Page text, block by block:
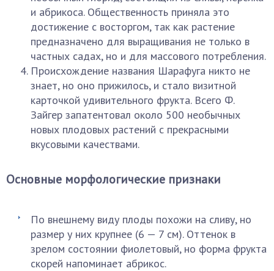
и абрикоса. Общественность приняла это
достижение с восторгом, так как растение
предназначено для выращивания не только в
частных садах, но и для массового потребления.
Происхождение названия Шарафуга никто не
знает, но оно прижилось, и стало визитной
карточкой удивительного фрукта. Всего Ф.
Зайгер запатентовал около 500 необычных
новых плодовых растений с прекрасными
вкусовыми качествами.
Основные морфологические признаки
По внешнему виду плоды похожи на сливу, но
размер у них крупнее (6 — 7 см). Оттенок в
зрелом состоянии фиолетовый, но форма фрукта
скорей напоминает абрикос.